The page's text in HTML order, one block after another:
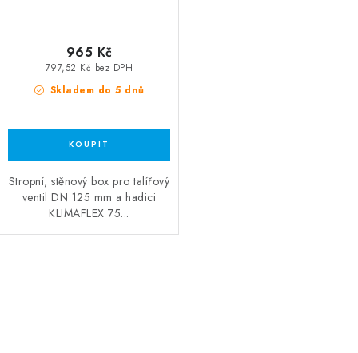
Skladem do 5 dnů
797,52 Kč bez DPH
965 Kč
Stropní, stěnový box pro talířový
ventil DN 125 mm a hadici
KLIMAFLEX 75...